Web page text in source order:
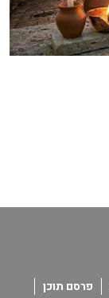
פרסם תוכן